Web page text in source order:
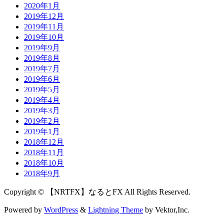
2020年1月
2019年12月
2019年11月
2019年10月
2019年9月
2019年8月
2019年7月
2019年6月
2019年5月
2019年4月
2019年3月
2019年2月
2019年1月
2018年12月
2018年11月
2018年10月
2018年9月
Copyright © 【NRTFX】なるとFX All Rights Reserved.
Powered by WordPress & Lightning Theme by Vektor,Inc.